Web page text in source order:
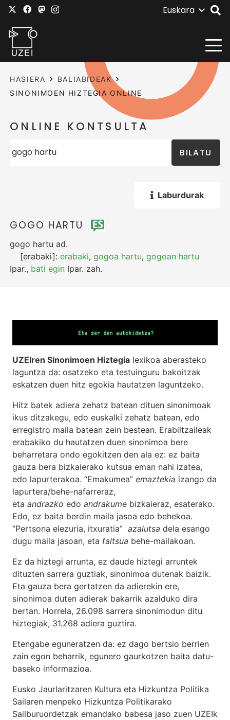
Euskara
HASIERA
BALIABIDEAK
SINONIMOEN HIZTEGIA ONLINE
ONLINE KONTSULTA
BILATU
Laburdurak
GOGO HARTU
gogo hartu ad.
[erabaki]:erabaki,gogoa hartu,gogoan hartu
Ipar., bati egin Ipar. zah.
UZEIren Sinonimoen Hiztegia lexikoa aberasteko
laguntza da: osatzeko eta testuinguru bakoitzak
eskatzen duen hitz egokia hautatzen laguntzeko.
Hitz batek adiera zehatz batean dituen sinonimoak
ikus ditzakegu, edo euskalki zehatz batean, edo
erregistro maila batean zein bestean. Erabiltzaileak
erabakiko du hautatzen duen sinonimoa bere
beharretara ondo egokitzen den ala ez: ez baita
gauza bera bizkaierako kutsua eman nahi izatea,
edo lapurterakoa. “Emakumea” emaztekia izango da
lapurtera/behe-nafarreraz,
eta andrazko edo andrakume bizkaieraz, esaterako.
Edo, ez baita berdin maila jasoa edo behekoa.
“Pertsona elezuria, itxuratia” azalutsa dela esango
dugu maila jasoan, eta faltsua behe-mailakoan.
Ez da hiztegi arrunta, ez daude hiztegi arruntek
dituzten sarrera guztiak, sinonimoa dutenak baizik.
Eta gauza bera gertatzen da adierekin ere,
sinonimoa duten adierak bakarrik azalduko dira
bertan. Horrela, 26.098 sarrera sinonimodun ditu
hiztegiak, 31.268 adiera guztira.
Etengabe eguneratzen da: ez dago bertsio berrien
zain egon beharrik, egunero gaurkotzen baita datu-
baseko informazioa.
Eusko Jaurlaritzaren Kultura eta Hizkuntza Politika
Sailaren menpeko Hizkuntza Politikarako
Sailburuordetzak emandako babesa jaso zuen UZEIk